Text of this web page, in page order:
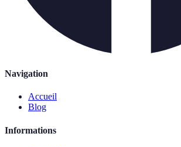
Navigation
Accueil
Blog
Informations